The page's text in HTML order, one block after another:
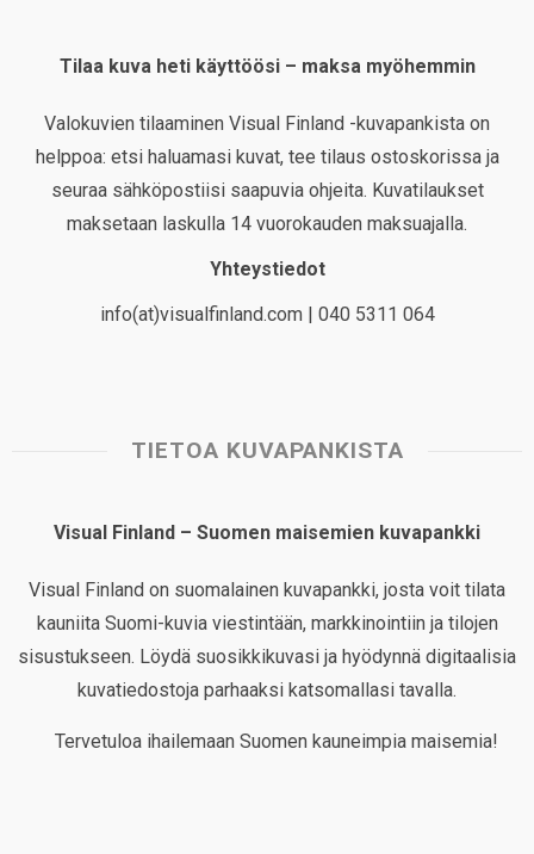
Tilaa kuva heti käyttöösi – maksa myöhemmin
Valokuvien tilaaminen Visual Finland -kuvapankista on
helppoa: etsi haluamasi kuvat, tee tilaus ostoskorissa ja
seuraa sähköpostiisi saapuvia ohjeita. Kuvatilaukset
maksetaan laskulla 14 vuorokauden maksuajalla.
Yhteystiedot
info(at)visualfinland.com | 040 5311 064
TIETOA KUVAPANKISTA
Visual Finland – Suomen maisemien kuvapankki
Visual Finland on suomalainen kuvapankki, josta voit tilata
kauniita Suomi-kuvia viestintään, markkinointiin ja tilojen
sisustukseen. Löydä suosikkikuvasi ja hyödynnä digitaalisia
kuvatiedostoja parhaaksi katsomallasi tavalla.
Tervetuloa ihailemaan Suomen kauneimpia maisemia!